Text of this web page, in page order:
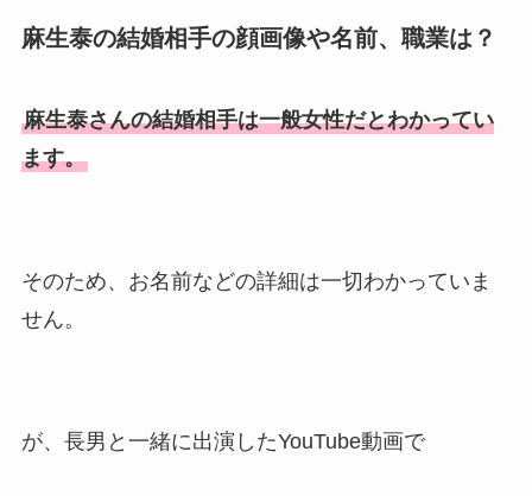
情報や離婚の噂も調査！
今も生きてる？息子は俳優で
離婚もまとめた！
麻生泰の結婚相手の顔画像や名前、職業は？
麻生泰さんの結婚相手は一般女性だとわかってい
ます。
そのため、お名前などの詳細は一切わかっていま
せん。
が、長男と一緒に出演したYouTube動画で